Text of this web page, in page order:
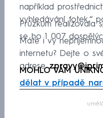
například
vyhledávání fotek,“
Průzkum
se ho 1 007
Máte i vy
internetu? Dejte o
adrese
MOHLO VÁM
dělat v případě